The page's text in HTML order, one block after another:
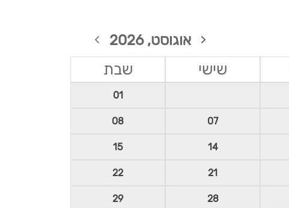
אוגוסט, 2026
שישי שבת
01
07
08
14
15
21
22
28
29